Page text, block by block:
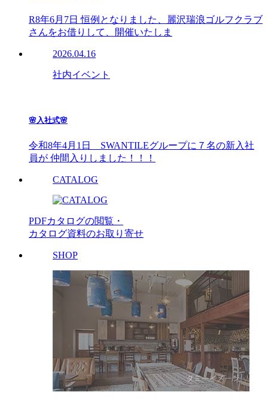
R8年6月7日 恒例となりました、麗沢瑞浪ゴルフクラブ
さんをお借りして、開催いたしま
2026.04.16
社内イベント
🌸入社式🌸
令和8年4月1日 SWANTILEグループに７名の新入社
員が 仲間入りしました！！！
CATALOG
PDFカタログの閲覧・
カタログ資料のお取り寄せ
SHOP